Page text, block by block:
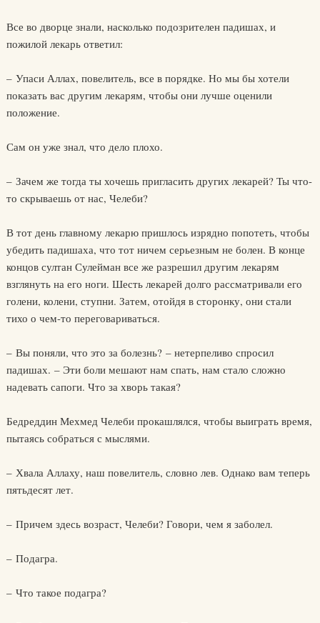
Все во дворце знали, насколько подозрителен падишах, и
пожилой лекарь ответил:
– Упаси Аллах, повелитель, все в порядке. Но мы бы хотели
показать вас другим лекарям, чтобы они лучше оценили
положение.
Сам он уже знал, что дело плохо.
– Зачем же тогда ты хочешь пригласить других лекарей? Ты что-
то скрываешь от нас, Челеби?
В тот день главному лекарю пришлось изрядно попотеть, чтобы
убедить падишаха, что тот ничем серьезным не болен. В конце
концов султан Сулейман все же разрешил другим лекарям
взглянуть на его ноги. Шесть лекарей долго рассматривали его
голени, колени, ступни. Затем, отойдя в сторонку, они стали
тихо о чем-то переговариваться.
– Вы поняли, что это за болезнь? – нетерпеливо спросил
падишах. – Эти боли мешают нам спать, нам стало сложно
надевать сапоги. Что за хворь такая?
Бедреддин Мехмед Челеби прокашлялся, чтобы выиграть время,
пытаясь собраться с мыслями.
– Хвала Аллаху, наш повелитель, словно лев. Однако вам теперь
пятьдесят лет.
– Причем здесь возраст, Челеби? Говори, чем я заболел.
– Подагра.
– Что такое подагра?